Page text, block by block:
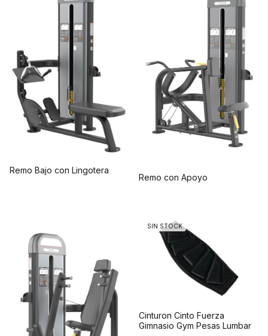
Remo Bajo con Lingotera
Remo con Apoyo
SIN STOCK
Cinturon Cinto Fuerza
Gimnasio Gym Pesas Lumbar